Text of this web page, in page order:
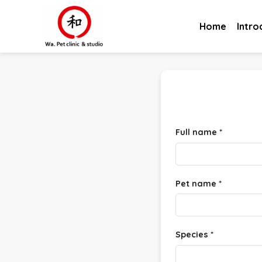
Home
Full name*
Pet name*
Species*